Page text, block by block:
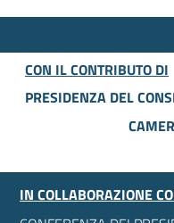
CON IL CONTRIBUTO DI
PRESIDENZA DEL
IN COLLABORAZIONE